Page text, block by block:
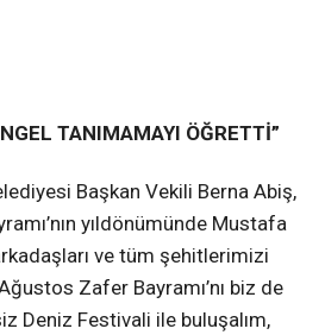
TANIMAMAYI ÖĞRETTİ”
Başkan Vekili Berna Abiş,
yıldönümünde Mustafa
ve tüm şehitlerimizi
Zafer Bayramı’nı biz de
Deniz Festivali ile buluşalım,